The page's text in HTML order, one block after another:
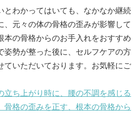
とわかってはいても、なかなか継続
、元々の体の骨格の歪みが影響して
本の骨格からのお手入れをおすすめ
姿勢が整った後に、セルフケアの方
ていただいております。お気軽にご
立ち上がり時に、腰の不調を感じる
骨格の歪みを正す、根本の骨格から